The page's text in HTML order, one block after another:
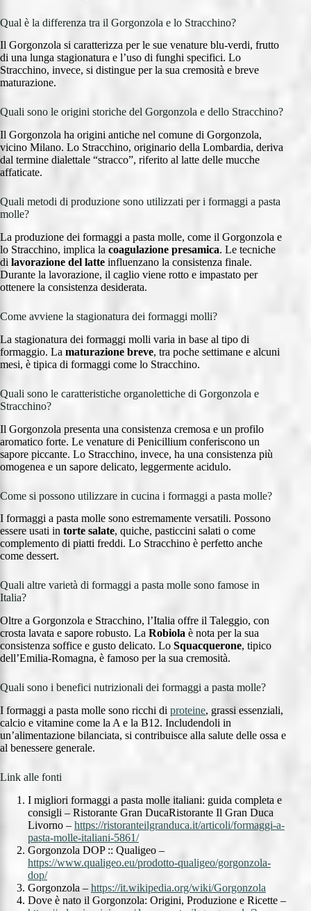
Qual è la differenza tra il Gorgonzola e lo Stracchino?
Il Gorgonzola si caratterizza per le sue venature blu-verdi, frutto
di una lunga stagionatura e l’uso di funghi specifici. Lo
Stracchino, invece, si distingue per la sua cremosità e breve
maturazione.
Quali sono le origini storiche del Gorgonzola e dello Stracchino?
Il Gorgonzola ha origini antiche nel comune di Gorgonzola,
vicino Milano. Lo Stracchino, originario della Lombardia, deriva
dal termine dialettale “stracco”, riferito al latte delle mucche
affaticate.
Quali metodi di produzione sono utilizzati per i formaggi a pasta
molle?
La produzione dei formaggi a pasta molle, come il Gorgonzola e
lo Stracchino, implica la coagulazione presamica. Le tecniche
di lavorazione del latte influenzano la consistenza finale.
Durante la lavorazione, il caglio viene rotto e impastato per
ottenere la consistenza desiderata.
Come avviene la stagionatura dei formaggi molli?
La stagionatura dei formaggi molli varia in base al tipo di
formaggio. La maturazione breve, tra poche settimane e alcuni
mesi, è tipica di formaggi come lo Stracchino.
Quali sono le caratteristiche organolettiche di Gorgonzola e
Stracchino?
Il Gorgonzola presenta una consistenza cremosa e un profilo
aromatico forte. Le venature di Penicillium conferiscono un
sapore piccante. Lo Stracchino, invece, ha una consistenza più
omogenea e un sapore delicato, leggermente acidulo.
Come si possono utilizzare in cucina i formaggi a pasta molle?
I formaggi a pasta molle sono estremamente versatili. Possono
essere usati in torte salate, quiche, pasticcini salati o come
complemento di piatti freddi. Lo Stracchino è perfetto anche
come dessert.
Quali altre varietà di formaggi a pasta molle sono famose in
Italia?
Oltre a Gorgonzola e Stracchino, l’Italia offre il Taleggio, con
crosta lavata e sapore robusto. La Robiola è nota per la sua
consistenza soffice e gusto delicato. Lo Squacquerone, tipico
dell’Emilia-Romagna, è famoso per la sua cremosità.
Quali sono i benefici nutrizionali dei formaggi a pasta molle?
I formaggi a pasta molle sono ricchi di proteine, grassi essenziali,
calcio e vitamine come la A e la B12. Includendoli in
un’alimentazione bilanciata, si contribuisce alla salute delle ossa e
al benessere generale.
Link alle fonti
I migliori formaggi a pasta molle italiani: guida completa e
consigli – Ristorante Gran DucaRistorante Il Gran Duca
Livorno – https://ristoranteilgranduca.it/articoli/formaggi-a-
pasta-molle-italiani-5861/
Gorgonzola DOP :: Qualigeo –
https://www.qualigeo.eu/prodotto-qualigeo/gorgonzola-
dop/
Gorgonzola –https://it.wikipedia.org/wiki/Gorgonzola
Dove è nato il Gorgonzola: Origini, Produzione e Ricette –